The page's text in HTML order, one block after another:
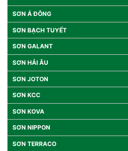
SƠN Á ĐÔNG
SƠN BẠCH TUYẾT
SƠN GALANT
SƠN HẢI ÂU
SƠN JOTON
SƠN KCC
SƠN KOVA
SƠN NIPPON
SƠN TERRACO